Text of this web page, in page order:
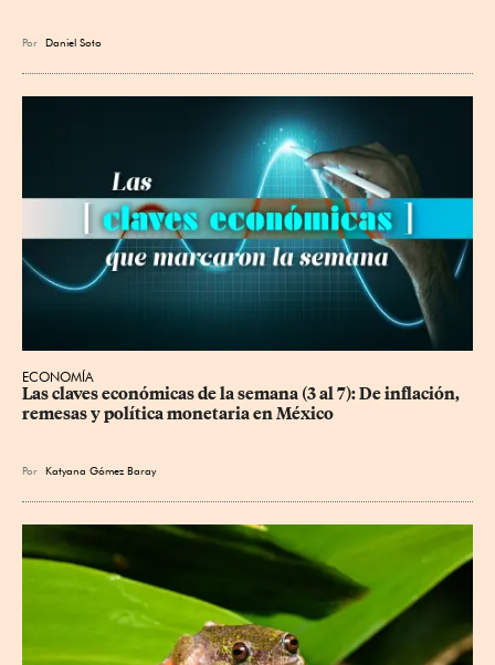
Por Daniel Soto
ECONOMÍA
Las claves económicas de la semana (3 al 7): De inflación,
remesas y política monetaria en México
Por Katyana Gómez Baray